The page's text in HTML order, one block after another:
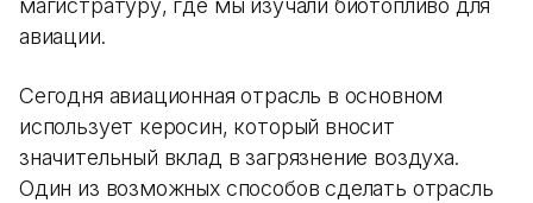
авиации.
Сегодня авиационная отрасль в основном
использует керосин, который вносит
значительный вклад в загрязнение воздуха.
Один из возможных способов сделать отрасль